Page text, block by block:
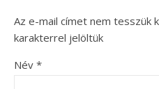
Az e-mail címet nem tesszük
karakterrel jelöltük
Név *